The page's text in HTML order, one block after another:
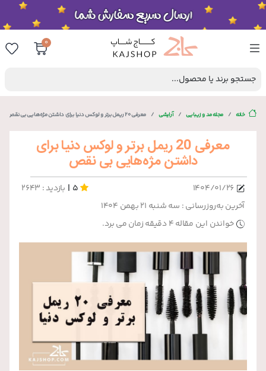
0
جستجو برند یا محصول...
خانه مجله مد و زیبایی آرایشی معرفی 20 ریمل برتر و لوکس دنیا برای داشتن مژه‌هایی بی‌ نقص
معرفی 20 ریمل برتر و لوکس دنیا برای
داشتن مژه‌هایی بی‌ نقص
۱۴۰۴/۰۱/۲۶ 5
| بازدید : 2643
آخرین به‌روزرسانی : سه شنبه ۲۱ بهمن ۱۴۰۴
خواندن این مقاله 4 دقیقه زمان می برد.